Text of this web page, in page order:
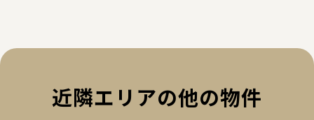
近隣エリアの他の物件